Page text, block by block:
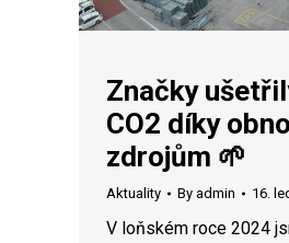
Značky
CO2 díky
zdrojům 🌱
Aktuality By admin 16.
V loňském roce 2024